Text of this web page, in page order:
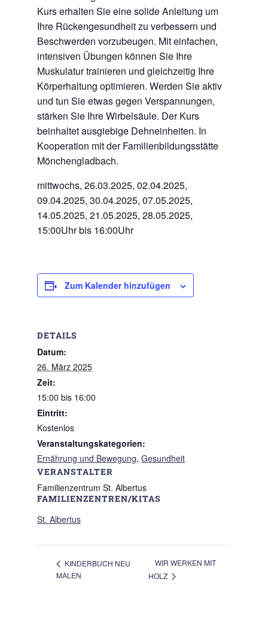
Kurs erhalten Sie eine solide Anleitung um
Ihre Rückengesundheit zu verbessern und
Beschwerden vorzubeugen. Mit einfachen,
intensiven Übungen können Sie Ihre
Muskulatur trainieren und gleichzeitig Ihre
Körperhaltung optimieren. Werden Sie aktiv
und tun Sie etwas gegen Verspannungen,
stärken Sie Ihre Wirbelsäule. Der Kurs
beinhaltet ausgiebige Dehneinheiten. In
Kooperation mit der Familienbildungsstätte
Mönchengladbach.
mittwochs, 26.03.2025, 02.04.2025,
09.04.2025, 30.04.2025, 07.05.2025,
14.05.2025, 21.05.2025, 28.05.2025,
15:00Uhr bis 16:00Uhr
Zum Kalender hinzufügen
DETAILS
Datum:
26. März 2025
Zeit:
15:00 bis 16:00
Eintritt:
Kostenlos
Veranstaltungskategorien:
Ernährung und Bewegung, Gesundheit
VERANSTALTER
Familienzentrum St. Albertus
FAMILIENZENTREN/KITAS
St. Albertus
KINDERBUCH NEU
MALEN
WIR WERKEN MIT
HOLZ